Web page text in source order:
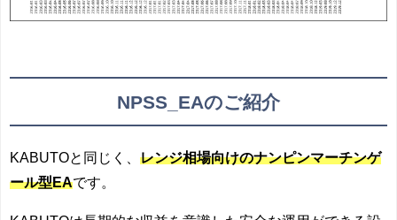
NPSS_EAのご紹介
KABUTOと同じく、 レンジ相場向けのナンピンマーチンゲ
ール型EAです。